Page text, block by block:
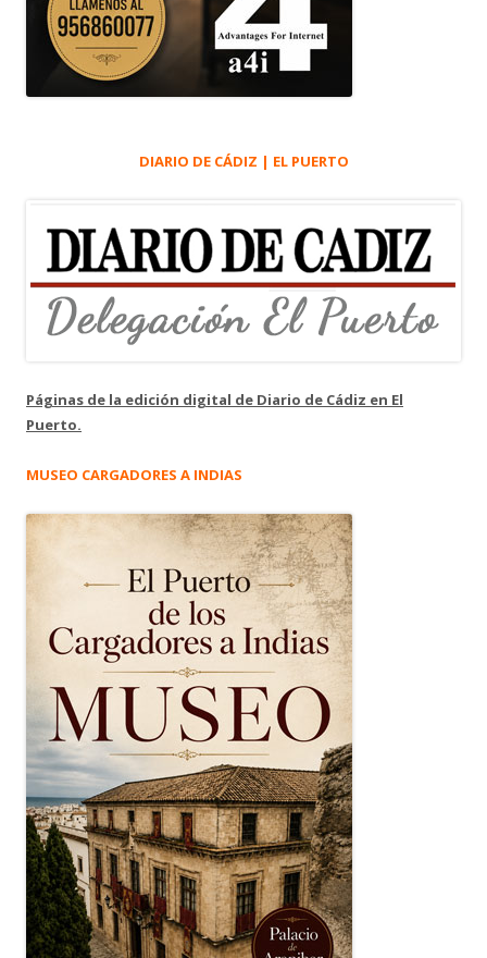
DIARIO DE CÁDIZ | EL PUERTO
Páginas de la edición digital de Diario de Cádiz en El
Puerto.
MUSEO CARGADORES A INDIAS